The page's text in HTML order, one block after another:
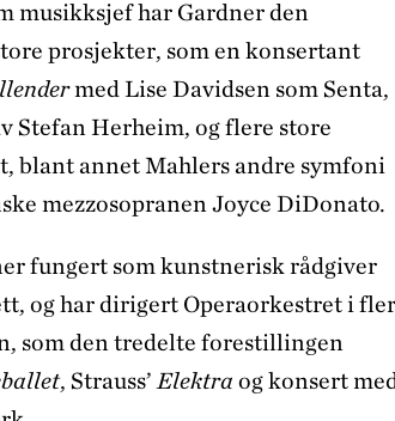
musikksjef har Gardner den
prosjekter, som en konsertant
med Lise Davidsen som Senta,
Stefan Herheim, og flere store
blant annet Mahlers andre symfoni
mezzosopranen Joyce DiDonato.
fungert som kunstnerisk rådgiver
og har dirigert Operaorkestret i
som den tredelte forestillingen
, Strauss’Elektra og konsert